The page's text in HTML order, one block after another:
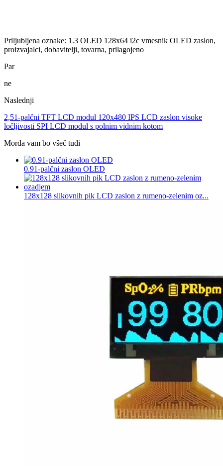
Priljubljena oznake: 1.3 OLED 128x64 i2c vmesnik OLED zaslon,
proizvajalci, dobavitelji, tovarna, prilagojeno
Par
ne
Naslednji
2,51-palčni TFT LCD modul 120x480 IPS LCD zaslon visoke
ločljivosti SPI LCD modul s polnim vidnim kotom
Morda vam bo všeč tudi
0.91-palčni zaslon OLED
128x128 slikovnih pik LCD zaslon z rumeno-zelenim oz...